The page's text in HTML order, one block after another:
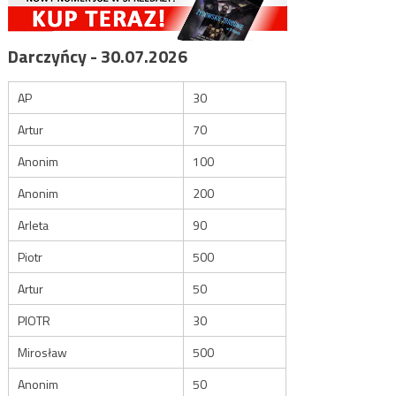
Darczyńcy - 30.07.2026
AP
30
Artur
70
Anonim
100
Anonim
200
Arleta
90
Piotr
500
Artur
50
PIOTR
30
Mirosław
500
Anonim
50